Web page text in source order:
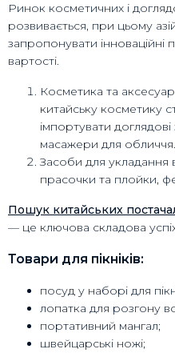
Ринок косметичних і
розвивається, при цьому
запропонувати інноваційні
вартості.
Косметика та
китайську косметику
імпортувати
масажери для обличчя.
Засоби для
прасочки та плойки,
Пошук китайських
— це ключова складова
Товари для пікніків:
посуд у наборі для
лопатка для розгону
портативний мангал;
швейцарські ножі;